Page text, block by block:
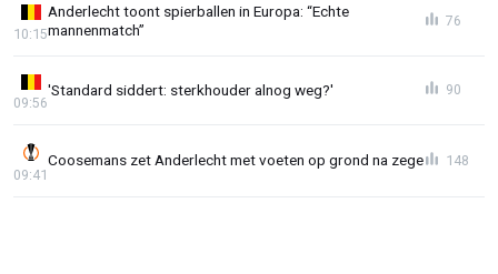
Anderlecht toont spierballen in Europa: “Echte
mannenmatch”
10:15
76
'Standard siddert: sterkhouder alnog weg?'
09:56
90
Coosemans zet Anderlecht met voeten op grond na zege
09:41
148